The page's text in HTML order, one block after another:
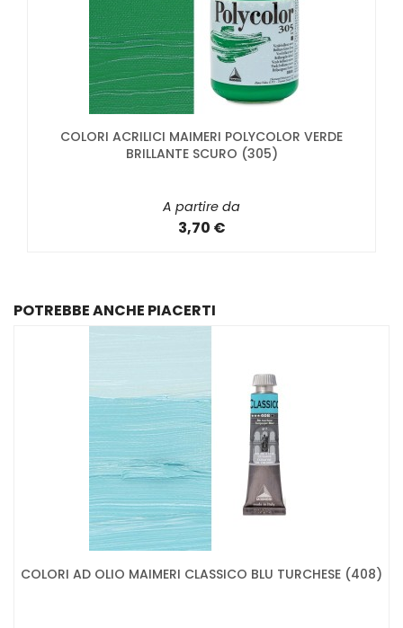
COLORI ACRILICI MAIMERI POLYCOLOR VERDE
BRILLANTE SCURO (305)
A partire da
3,70 €
POTREBBE ANCHE PIACERTI
COLORI AD OLIO MAIMERI CLASSICO BLU TURCHESE (408)